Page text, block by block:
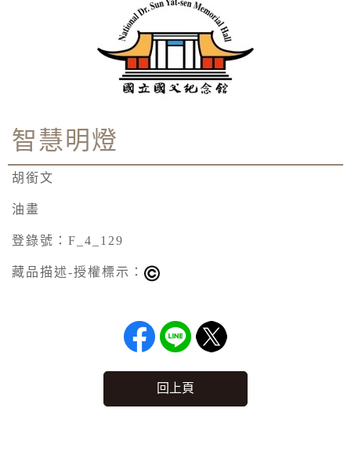
智慧明燈
胡銜文
油畫
登錄號：F_4_129
藏品描述-授權標示：
回上頁